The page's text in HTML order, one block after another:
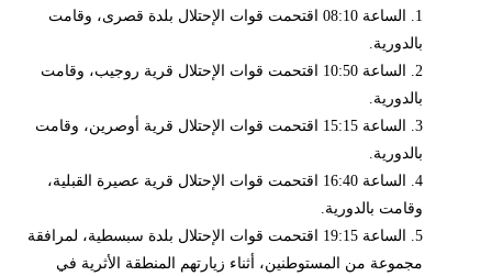
1. الساعة 08:10 اقتحمت قوات الإحتلال بلدة قصرى، وقامت
بالدورية.
2. الساعة 10:50 اقتحمت قوات الإحتلال قرية روجيب، وقامت
بالدورية.
3. الساعة 15:15 اقتحمت قوات الإحتلال قرية أوصرين، وقامت
بالدورية.
4. الساعة 16:40 اقتحمت قوات الإحتلال قرية عصيرة القبلية،
وقامت بالدورية.
5. الساعة 19:15 اقتحمت قوات الإحتلال بلدة سبسطية، لمرافقة
مجموعة من المستوطنين، أثناء زيارتهم المنطقة الأثرية في